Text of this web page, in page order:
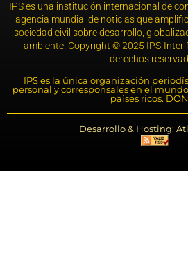
IPS es una institución internacional de
agencia mundial de noticias que
sociedad civil sobre desarrollo,
ambiente. Copyright © 2025 IPS-Inter
derechos
IPS es la única organización
personal y corresponsales en el
países ricos.
Desarrollo & Hosting: